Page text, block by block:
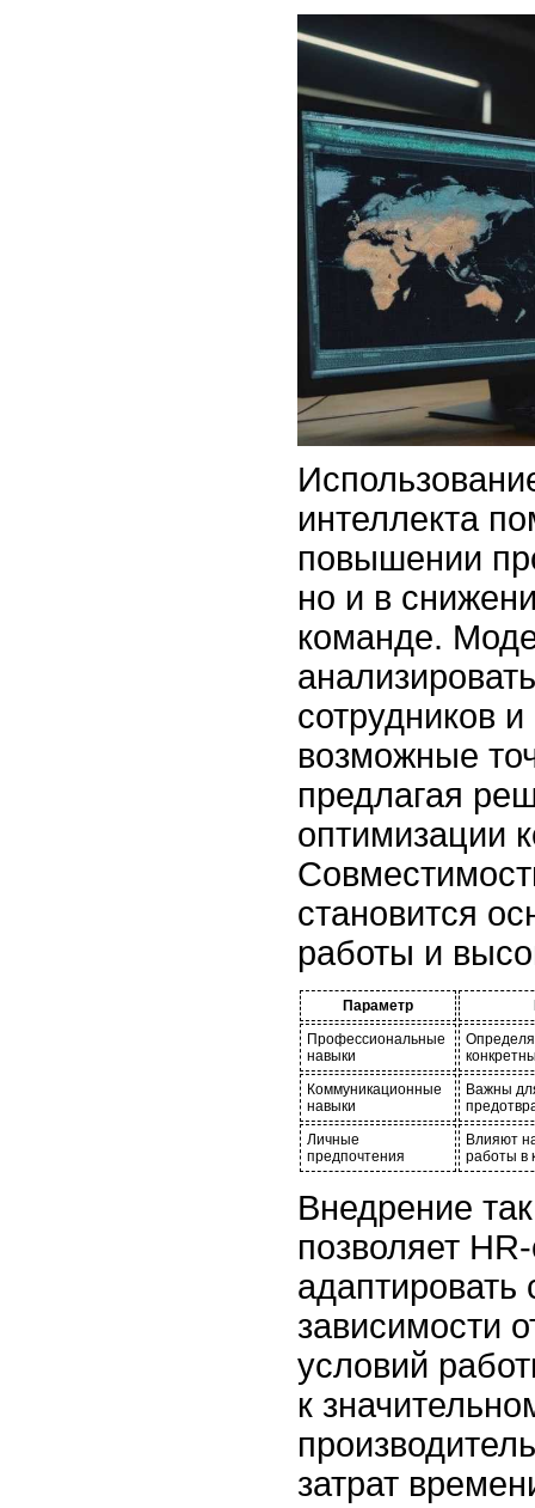
интеллекта
повышении
но и в
команде.
сотрудников
возможные
предлагая
оптимизации
становится
работы и
Параметр
Профессиональные
навыки
Коммуникационные
навыки
Важны
Личные
предпочтения
Влияют
работы в
Внедрение
позволяет
адаптировать
зависимости
условий
к
затрат